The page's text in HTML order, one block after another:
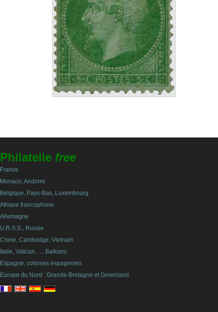
Philatelie free
France
Monaco, Andorre
Belgique, Pays-Bas, Luxembourg
Afrique francophone
Allemagne
U.R.S.S., Russie
Chine, Cambodge, Vietnam
Italie, Vatican, ..., Balkans
Espagne, colonies espagnoles
Europe du Nord : Grande-Bretagne et Groenland